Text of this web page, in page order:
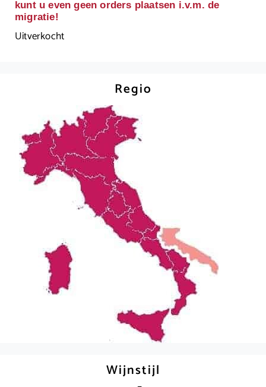
kunt u even geen orders plaatsen i.v.m. de
migratie!
Uitverkocht
Regio
Wijnstijl